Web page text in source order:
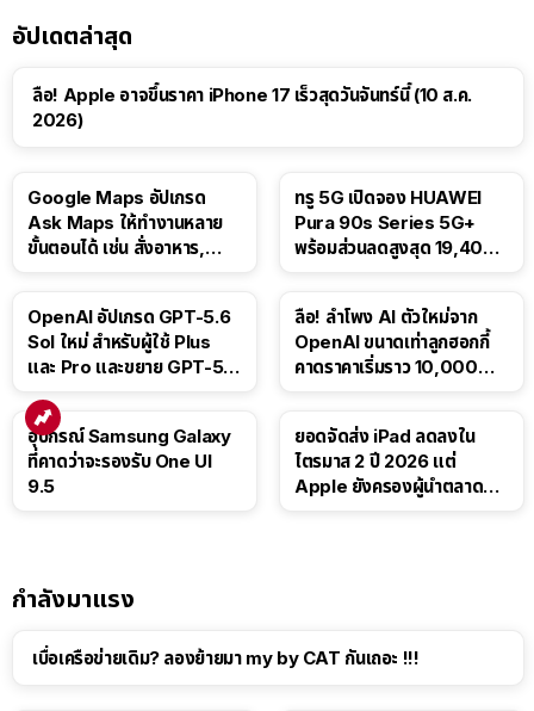
อัปเดตล่าสุด
ลือ! Apple อาจขึ้นราคา iPhone 17 เร็วสุดวันจันทร์นี้ (10 ส.ค.
2026)
Google Maps อัปเกรด
Ask Maps ให้ทำงานหลาย
ขั้นตอนได้ เช่น สั่งอาหาร,
ทรู 5G เปิดจอง HUAWEI
Pura 90s Series 5G+
พร้อมส่วนลดสูงสุด 19,400
OpenAI อัปเกรด GPT-5.6
Sol ใหม่ สำหรับผู้ใช้ Plus
และ Pro และขยาย GPT-5.6
ลือ! ลำโพง AI ตัวใหม่จาก
OpenAI ขนาดเท่าลูกฮอกกี้
คาดราคาเริ่มราว 10,000
อุปกรณ์ Samsung Galaxy
ที่คาดว่าจะรองรับ One UI
9.5
ยอดจัดส่ง iPad ลดลงใน
ไตรมาส 2 ปี 2026 แต่
Apple ยังครองผู้นำตลาด
กำลังมาแรง
เบื่อเครือข่ายเดิม? ลองย้ายมา my by CAT กันเถอะ !!!